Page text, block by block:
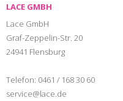
LACE GMBH
Lace GmbH
Graf-Zeppelin-Str. 20
24941 Flensburg
Telefon: 0461 / 168 30 60
service@lace.de